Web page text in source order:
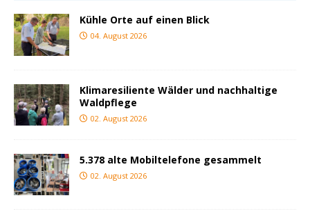
Kühle Orte auf einen Blick
04. August 2026
Klimaresiliente Wälder und nachhaltige
Waldpflege
02. August 2026
5.378 alte Mobiltelefone gesammelt
02. August 2026